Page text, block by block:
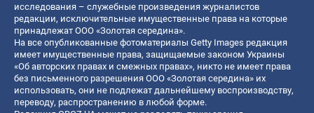
исследования – служебные произведения журналистов
редакции, исключительные имущественные права на которые
принадлежат ООО «Золотая середина».
На все опубликованные фотоматериалы Getty Images редакция
имеет имущественные права, защищаемые законом Украины
«Об авторских правах и смежных правах», никто не имеет права
без письменного разрешения ООО «Золотая середина» их
использовать, они не подлежат дальнейшему воспроизводству,
переводу, распространению в любой форме.